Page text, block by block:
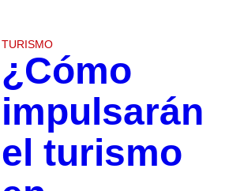
TURISMO
¿Cómo
impulsarán
el turismo